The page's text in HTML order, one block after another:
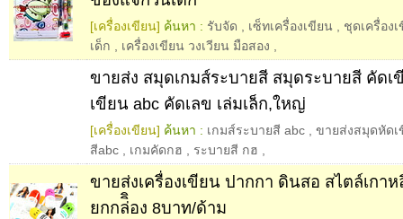
[เครื่องเขียน] ค้นหา : รับจัด เซ็ทเครื่องเขียน
ชุดเครื่อง
เด็ก
เครื่องเขียน วงเวียน มือสอง
ขายส่ง สมุดเกมส์ระบายสี สมุดระบายสี คัด
เขียน abc คัดเลข เล่มเล็ก,ใหญ่
[เครื่องเขียน] ค้นหา : เกมส์ระบายสี abc
ขายส่งสมุดหัด
สีabc
เกมคัดกฮ ระบายสี กฮ
ขายส่งเครื่องเขียน ปากกา ดินสอ สไตล์เกา
ยกกล่ิิอง 8บาท/ด้าม